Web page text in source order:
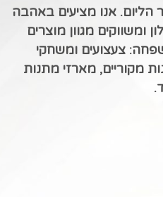
אנו מציעים באהבה
ומשווקים מגוון מוצרים
צעצועים ומשחקי
מקוריים, מארזי מתנות